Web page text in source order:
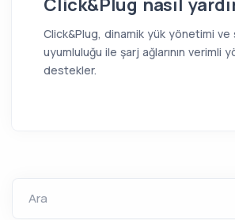
Click&Plug nasıl
Click&Plug, dinamik yük yönetimi ve
uyumluluğu ile şarj ağlarının verimli
destekler.
Ara